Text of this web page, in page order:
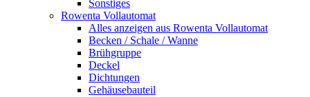
Sonstiges
Rowenta Vollautomat
Alles anzeigen aus Rowenta Vollautomat
Becken / Schale / Wanne
Brühgruppe
Deckel
Dichtungen
Gehäusebauteil